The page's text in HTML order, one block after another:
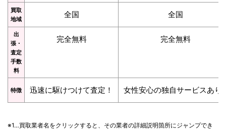
買取
地域
全国 全国
出
張・
査定
手数
料
完全無料 完全無料
特徴 迅速に駆けつけて査定！ 女性安心の独自サービスあり
※1…買取業者名をクリックすると、その業者の詳細説明箇所にジャンプでき